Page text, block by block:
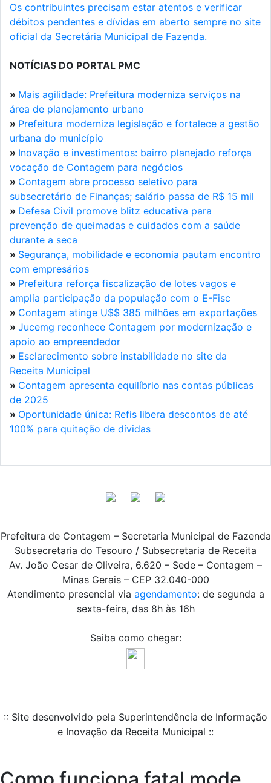
Os contribuintes precisam estar atentos e verificar
débitos pendentes e dívidas em aberto sempre no site
oficial da Secretária Municipal de Fazenda.
NOTÍCIAS DO PORTAL PMC
» Mais agilidade: Prefeitura moderniza serviços na
área de planejamento urbano
» Prefeitura moderniza legislação e fortalece a gestão
urbana do município
» Inovação e investimentos: bairro planejado reforça
vocação de Contagem para negócios
» Contagem abre processo seletivo para
subsecretário de Finanças; salário passa de R$ 15 mil
» Defesa Civil promove blitz educativa para
prevenção de queimadas e cuidados com a saúde
durante a seca
» Segurança, mobilidade e economia pautam encontro
com empresários
» Prefeitura reforça fiscalização de lotes vagos e
amplia participação da população com o E-Fisc
» Contagem atinge U$$ 385 milhões em exportações
» Jucemg reconhece Contagem por modernização e
apoio ao empreendedor
» Esclarecimento sobre instabilidade no site da
Receita Municipal
» Contagem apresenta equilíbrio nas contas públicas
de 2025
» Oportunidade única: Refis libera descontos de até
100% para quitação de dívidas
Prefeitura de Contagem – Secretaria Municipal de Fazenda
Subsecretaria do Tesouro / Subsecretaria de Receita
Av. João Cesar de Oliveira, 6.620 – Sede – Contagem –
Minas Gerais – CEP 32.040-000
Atendimento presencial via agendamento: de segunda a
sexta-feira, das 8h às 16h
Saiba como chegar:
:: Site desenvolvido pela Superintendência de Informação
e Inovação da Receita Municipal ::